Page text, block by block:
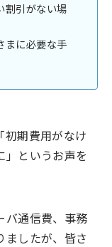
割引がない場
まに必要な手
初期費用がなけ
」というお声を
バ通信費、事務
ましたが、皆さ